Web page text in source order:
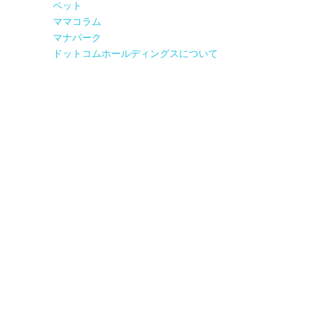
ペット
ママコラム
マナパーク
ドットコムホールディングスについて